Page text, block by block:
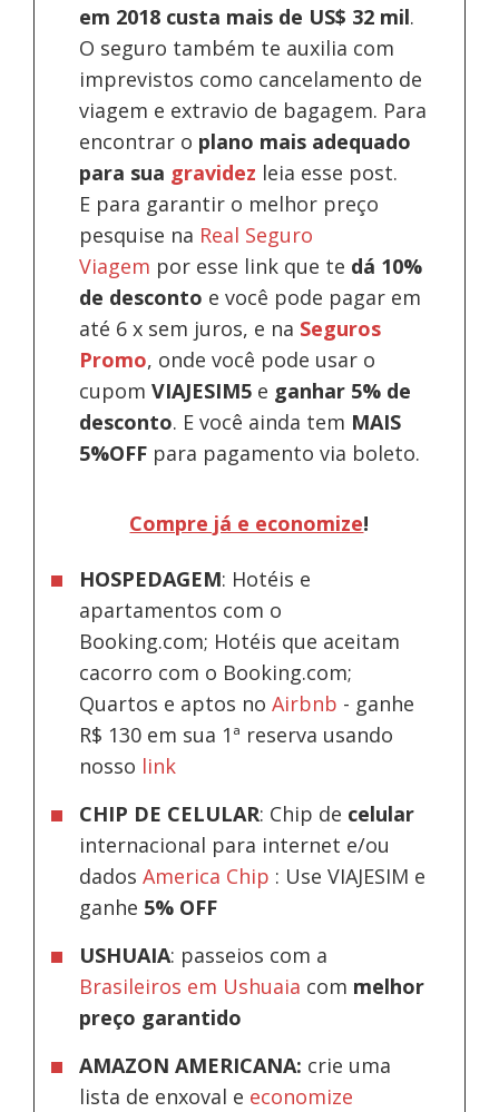
em 2018 custa mais de US$ 32 mil.
O seguro também te auxilia com
imprevistos como cancelamento de
viagem e extravio de bagagem. Para
encontrar o plano mais adequado
para sua gravidez leia esse post.
E para garantir o melhor preço
pesquise na Real Seguro
Viagem por esse link que te dá 10%
de desconto e você pode pagar em
até 6 x sem juros, e na Seguros
Promo, onde você pode usar o
cupomVIAJESIM5 e ganhar 5% de
desconto. E você ainda tem MAIS
5%OFF para pagamento via boleto.
Compre já e economize!
HOSPEDAGEM: Hotéis e
apartamentos com o
Booking.com; Hotéis que aceitam
cacorro com o Booking.com;
Quartos e aptos noAirbnb - ganhe
R$ 130 em sua 1ª reserva usando
nosso link
CHIP DE CELULAR: Chip de celular
internacional para internet e/ou
dadosAmerica Chip : Use VIAJESIM e
ganhe 5% OFF
USHUAIA: passeios com a
Brasileiros em Ushuaia com melhor
preço garantido
AMAZON AMERICANA: crie uma
lista de enxoval e economize